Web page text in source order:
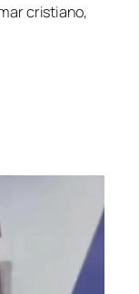
cristiano,